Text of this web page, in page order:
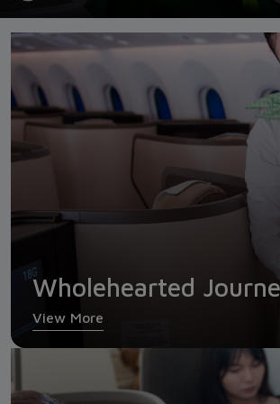
Wholehearted Journey
Wholehearted
View More